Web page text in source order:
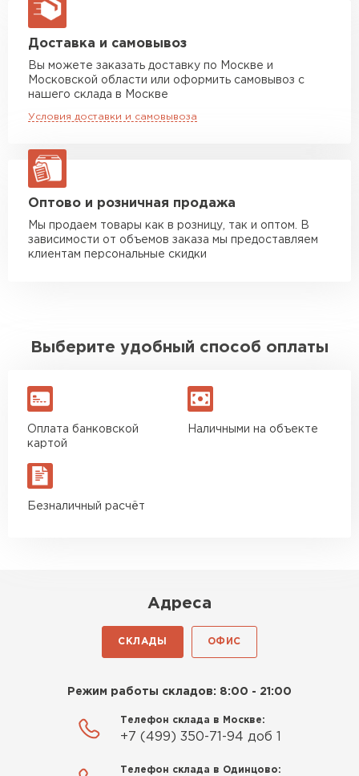
макс. длина груза 13,5 м
Манипулятор до 5 тн
Манипулятор до 10 тн
макс. длина груза 8 м
макс. длина груза 13,5 м
ЗАКАЗАТЬ С ДОСТАВКОЙ
Доставка и самовывоз
Вы можете заказать доставку по Москве и
Московской области или оформить самовывоз с
нашего склада в Москве
Условия доставки и самовывоза
Оптово и розничная продажа
Мы продаем товары как в розницу, так и оптом. В
зависимости от объемов заказа мы предоставляем
клиентам персональные скидки
Выберите удобный способ оплаты
Оплата банковской
картой
Наличными на объекте
Безналичный расчёт
Адреса
СКЛАДЫ ОФИС
Режим работы складов: 8:00 - 21:00
Телефон склада в Москве:
+7 (499) 350-71-94 доб 1
Телефон склада в Одинцово: